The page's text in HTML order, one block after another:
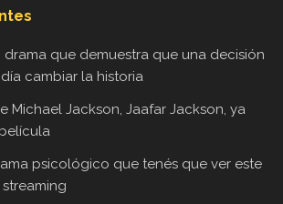
drama que demuestra que una decisión
cambiar la historia
Michael Jackson, Jaafar Jackson, ya
psicológico que tenés que ver este